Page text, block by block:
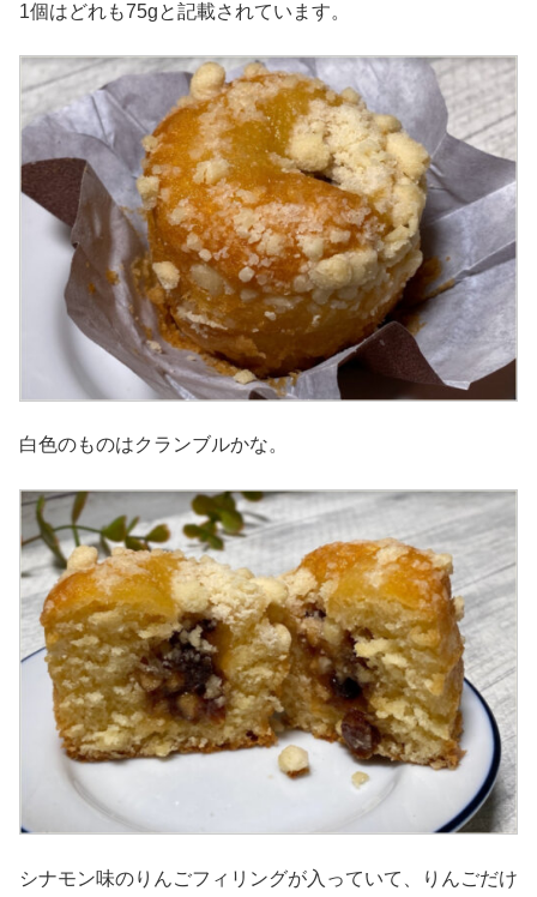
1個はどれも75gと記載されています。
白色のものはクランブルかな。
シナモン味のりんごフィリングが入っていて、りんごだけ